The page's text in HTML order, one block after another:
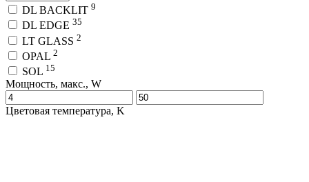
DL BACKLIT 9
DL EDGE 35
LT GLASS 2
OPAL 2
SOL 15
Мощность, макс., W
Цветовая температура, K